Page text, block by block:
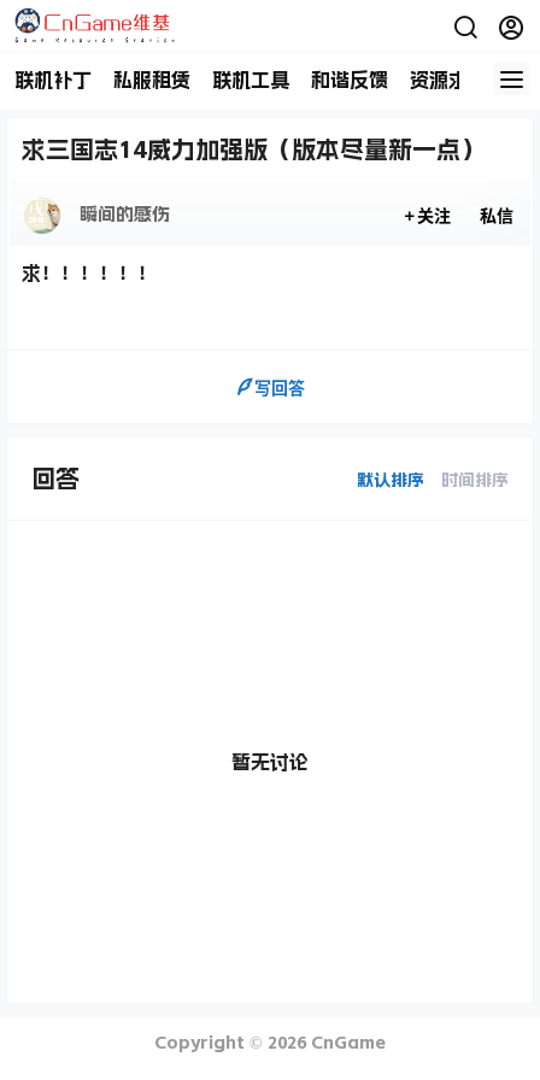
联机补丁 私服租赁 联机工具 和谐反馈 资源求助 商
求三国志14威力加强版（版本尽量新一点）
瞬间的感伤 关注 私信
求！！！！！！
写回答
回答 默认排序 时间排序
暂无讨论
Copyright © 2026 CnGame